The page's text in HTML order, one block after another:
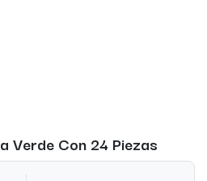
Verde Con 24 Piezas